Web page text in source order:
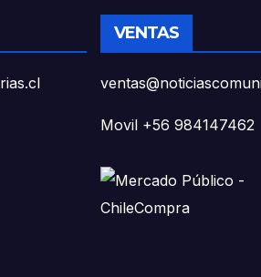
VENTAS
Movil +56 984147462